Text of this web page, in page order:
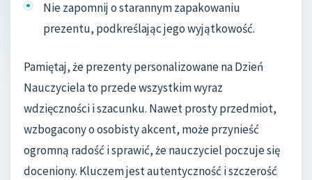
Nie zapomnij o starannym zapakowaniu
prezentu, podkreślając jego wyjątkowość.
Pamiętaj, że prezenty personalizowane na Dzień
Nauczyciela to przede wszystkim wyraz
wdzięczności i szacunku. Nawet prosty przedmiot,
wzbogacony o osobisty akcent, może przynieść
ogromną radość i sprawić, że nauczyciel poczuje się
doceniony. Kluczem jest autentyczność i szczerość